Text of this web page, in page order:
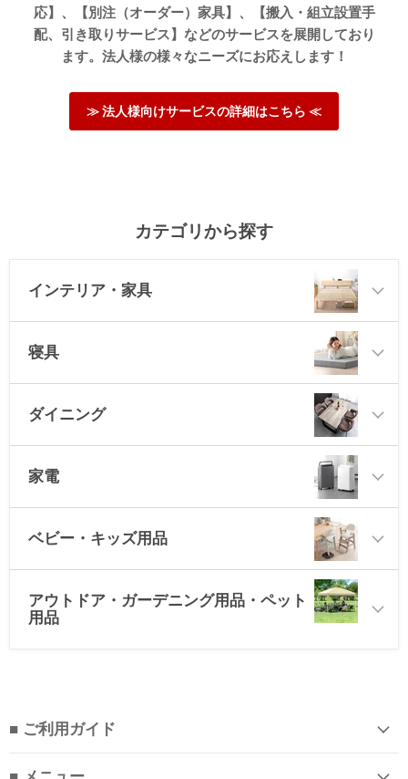
応】、【別注（オーダー）家具】、【搬入・組立設置手
配、引き取りサービス】などのサービスを展開しており
ます。法人様の様々なニーズにお応えします！
≫ 法人様向けサービスの詳細はこちら ≪
カテゴリから探す
インテリア・家具
寝具
ダイニング
家電
ベビー・キッズ用品
アウトドア・ガーデニング用品・ペット
用品
■ ご利用ガイド